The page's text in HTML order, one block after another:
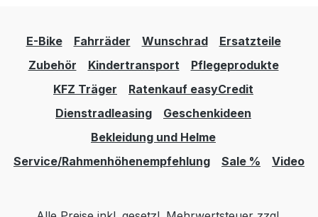
E-Bike Fahrräder Wunschrad
Ersatzteile
Zubehör
Kindertransport
Pflegeprodukte
KFZ Träger
Ratenkauf easyCredit
Dienstradleasing
Geschenkideen
Bekleidung und Helme
Service/Rahmenhöhenempfehlung
Sale % Video